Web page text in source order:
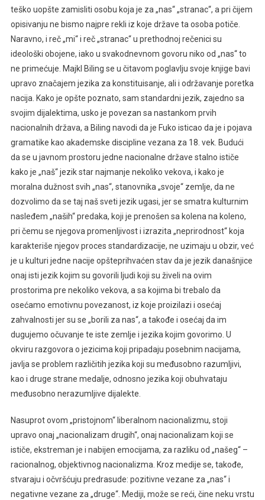
teško uopšte zamisliti osobu koja je za „nas“ „stranac“, a pri čijem
opisivanju ne bismo najpre rekli iz koje države ta osoba potiče.
Naravno, i reč „mi“ i reč „stranac“ u prethodnoj rečenici su
ideološki obojene, iako u svakodnevnom govoru niko od „nas“ to
ne primećuje. Majkl Biling se u čitavom poglavlju svoje knjige bavi
upravo značajem jezika za konstituisanje, ali i održavanje poretka
nacija. Kako je opšte poznato, sam standardni jezik, zajedno sa
svojim dijalektima, usko je povezan sa nastankom prvih
nacionalnih država, a Biling navodi da je Fuko isticao da je i pojava
gramatike kao akademske discipline vezana za 18. vek. Budući
da se u javnom prostoru jedne nacionalne države stalno ističe
kako je „naš“ jezik star najmanje nekoliko vekova, i kako je
moralna dužnost svih „nas“, stanovnika „svoje“ zemlje, da ne
dozvolimo da se taj naš sveti jezik ugasi, jer se smatra kulturnim
nasleđem „naših“ predaka, koji je prenošen sa kolena na koleno,
pri čemu se njegova promenljivost i izrazita „neprirodnost“ koja
karakteriše njegov proces standardizacije, ne uzimaju u obzir, već
je u kulturi jedne nacije opšteprihvaćen stav da je jezik današnjice
onaj isti jezik kojim su govorili ljudi koji su živeli na ovim
prostorima pre nekoliko vekova, a sa kojima bi trebalo da
osećamo emotivnu povezanost, iz koje proizilazi i osećaj
zahvalnosti jer su se „borili za nas“, a takođe i osećaj da im
dugujemo očuvanje te iste zemlje i jezika kojim govorimo. U
okviru razgovora o jezicima koji pripadaju posebnim nacijama,
javlja se problem različitih jezika koji su međusobno razumljivi,
kao i druge strane medalje, odnosno jezika koji obuhvataju
međusobno nerazumljive dijalekte.
Nasuprot ovom „pristojnom“ liberalnom nacionalizmu, stoji
upravo onaj „nacionalizam drugih“, onaj nacionalizam koji se
ističe, ekstreman je i nabijen emocijama, za razliku od „našeg“ –
racionalnog, objektivnog nacionalizma. Kroz medije se, takođe,
stvaraju i očvršćuju predrasude: pozitivne vezane za „nas“ i
negativne vezane za „druge“. Mediji, može se reći, čine neku vrstu